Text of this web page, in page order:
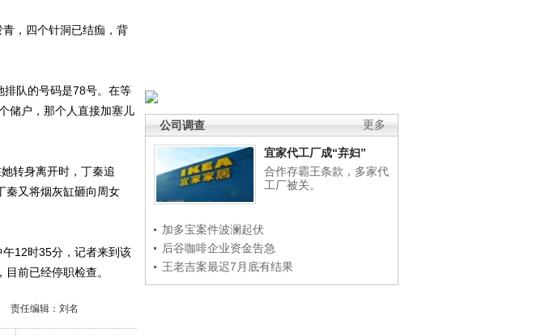
更多
公司调查
宜家代工厂成“弃妇”
合作存霸王条款，多家代
工厂被关。
加多宝案件波澜起伏
后谷咖啡企业资金告急
王老吉案最迟7月底有结果
，四个针洞已结痂，背
队的号码是78号。在等
储户，那个人直接加塞儿
转身离开时，丁秦追
秦又将烟灰缸砸向周女
12时35分，记者来到该
前已经停职检查。
责任编辑：刘名